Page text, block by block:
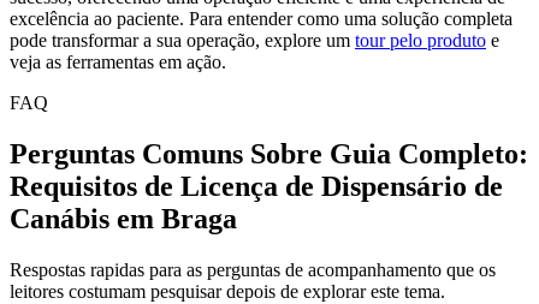
excelência ao paciente. Para entender como uma solução completa
pode transformar a sua operação, explore um tour pelo produto e
veja as ferramentas em ação.
FAQ
Perguntas Comuns Sobre Guia Completo:
Requisitos de Licença de Dispensário de
Canábis em Braga
Respostas rapidas para as perguntas de acompanhamento que os
leitores costumam pesquisar depois de explorar este tema.